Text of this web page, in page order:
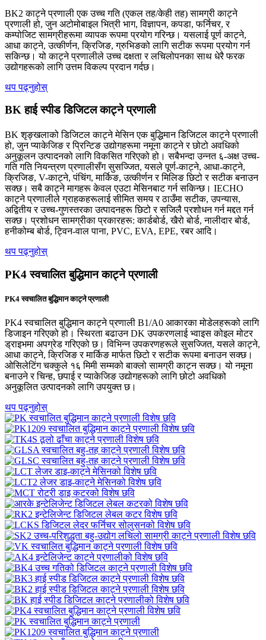
BK2 काट्ने प्रणाली एक उच्च गति (एकल तह/केही तह) सामग्री काट्ने
प्रणाली हो, जुन अटोमोबाइल भित्री भाग, विज्ञापन, कपडा, फर्निचर, र
कम्पोजिट सामग्रीहरूमा व्यापक रूपमा प्रयोग गरिन्छ। यसलाई पूर्ण काट्ने,
आधा काट्ने, उत्कीर्णन, क्रिजिङ, ग्रुभिङको लागि सटीक रूपमा प्रयोग गर्न
सकिन्छ। यो काट्ने प्रणालीले उच्च दक्षता र लचिलोपनका साथ धेरै फरक
उद्योगहरूको लागि उत्तम विकल्प प्रदान गर्दछ।
थप पढ्नुहोस्
BK हाई स्पीड डिजिटल काट्ने प्रणाली
BK शृङ्खलाको डिजिटल काट्ने मेसिन एक बुद्धिमान डिजिटल काट्ने प्रणाली
हो, जुन प्याकेजिङ र प्रिन्टिङ उद्योगहरूमा नमूना काट्ने र छोटो अवधिको
अनुकूलन उत्पादनको लागि विकसित गरिएको हो। सबैभन्दा उन्नत ६-अक्ष उच्च-
गति गति नियन्त्रण प्रणालीसँग सुसज्जित, यसले पूर्ण-काट्ने, आधा-काट्ने,
क्रिजिङ, V-काट्ने, पंचिंग, मार्किङ, उत्कीर्णन र मिलिङ छिटो र सटीक बनाउन
सक्छ। सबै काट्ने मागहरू केवल एउटा मेसिनबाट गर्न सकिन्छ। IECHO
काट्ने प्रणालीले ग्राहकहरूलाई सीमित समय र ठाउँमा सटीक, उपन्यास,
अद्वितीय र उच्च-गुणस्तरका उत्पादनहरू छिटो र सजिलै प्रशोधन गर्न मद्दत गर्न
सक्छ। प्रशोधन सामग्रीका प्रकारहरू: कार्डबोर्ड, खैरो बोर्ड, नालीदार बोर्ड,
हनीकोम्ब बोर्ड, ट्विन-वाल पाना, PVC, EVA, EPE, रबर आदि।
थप पढ्नुहोस्
PK4 स्वचालित बुद्धिमान काट्ने प्रणाली
PK4 स्वचालित बुद्धिमान काट्ने प्रणाली
PK4 स्वचालित बुद्धिमान काट्ने प्रणाली B1/A0 आकारका मोडेलहरूको लागि
डिजाइन गरिएको हो। स्थिरता बढाउन DK उपकरणलाई भ्वाइस कोइल मोटर
ड्राइभमा अपग्रेड गरिएको छ। विभिन्न उपकरणहरूले सुसज्जित, यसले काट्ने,
आधा काट्ने, क्रिजिङ र मार्किङ मार्फत छिटो र सटीक रूपमा बनाउन सक्छ।
ओसिलेटिंग चक्कुले १६ मिमी सम्मको बाक्लो सामग्री काट्न सक्छ। यो नमूना
बनाउने र चिन्ह, छपाई र प्याकेजिङ उद्योगहरूको लागि छोटो अवधिको
अनुकूलित उत्पादनको लागि उपयुक्त छ।
थप पढ्नुहोस्